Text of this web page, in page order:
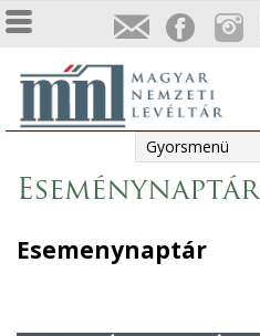
Gyorsmenü
Eseménynaptár
Esemenynaptár